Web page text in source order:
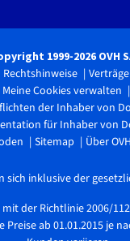
1999-2026 OVH
Verträge
Meine Cookies verwalten
der Inhaber von
für Inhaber von
Sitemap Über
sich inklusive der
der Richtlinie 2006/
Preise ab 01.01.2015 je